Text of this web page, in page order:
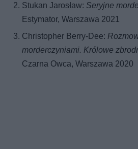
Stukan Jarosław: Seryjne
Estymator, Warszawa 2021
Christopher Berry-Dee:
morderczyniami. Królowe
Czarna Owca, Warszawa 2020